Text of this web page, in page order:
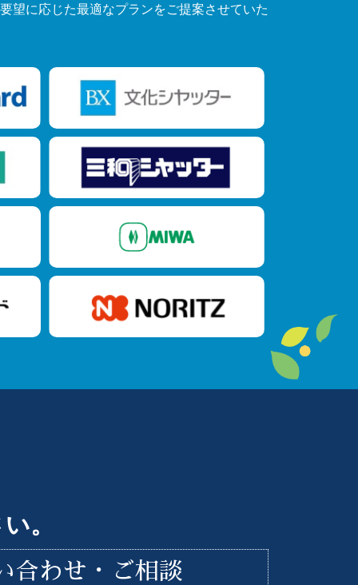
望に応じた最適なプランをご提案させていた
。
合わせ・ご相談